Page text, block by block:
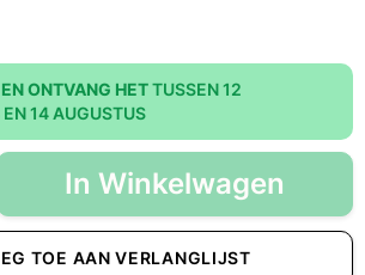
ONTVANG HETTUSSEN 12
14 AUGUSTUS
In Winkelwagen
TOE AAN VERLANGLIJST